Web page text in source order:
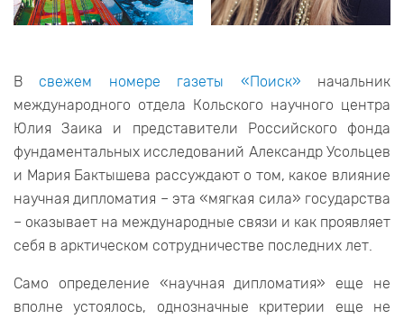
Всвежем номере газеты «Поиск» начальник
международного отдела Кольского научного центра
Юлия Заика и представители Российского фонда
фундаментальных исследований Александр Усольцев
и Мария Бактышева рассуждают о том, какое влияние
научная дипломатия – эта «мягкая сила» государства
– оказывает на международные связи и как проявляет
себя в арктическом сотрудничестве последних лет.
Само определение «научная дипломатия» еще не
вполне устоялось, однозначные критерии еще не